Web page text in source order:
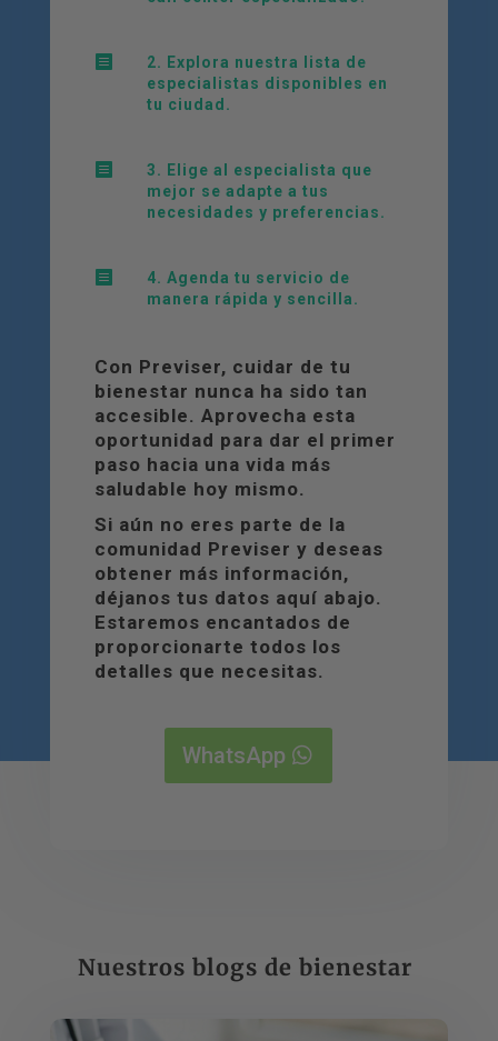

2. Explora nuestra lista de
especialistas disponibles en
tu ciudad.

3. Elige al especialista que
mejor se adapte a tus
necesidades y preferencias.

4. Agenda tu servicio de
manera rápida y sencilla.
Con Previser, cuidar de tu
bienestar nunca ha sido tan
accesible. Aprovecha esta
oportunidad para dar el primer
paso hacia una vida más
saludable hoy mismo.
Si aún no eres parte de la
comunidad Previser y deseas
obtener más información,
déjanos tus datos aquí abajo.
Estaremos encantados de
proporcionarte todos los
detalles que necesitas.
WhatsApp
Nuestros blogs de bienestar